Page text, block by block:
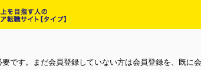
です。まだ会員登録していない方は会員登録を、既に